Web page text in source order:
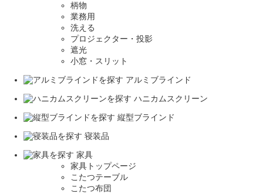
柄物
業務用
洗える
プロジェクター・投影
遮光
小窓・スリット
アルミブラインド
ハニカムスクリーン
縦型ブラインド
寝装品
家具
家具トップページ
こたつテーブル
こたつ布団